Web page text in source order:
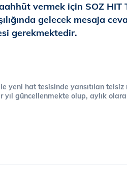
vermek için SOZ HIT
gelecek mesaja
gerekmektedir.
yeni hat tesisinde yansıtılan
güncellenmekte olup, aylık